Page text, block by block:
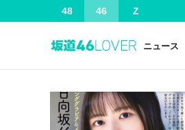
48 46 Z
ニュース